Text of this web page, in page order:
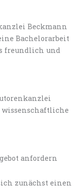
Beckmann
Bachelorarbeit
freundlich und
anfordern
zunächst einen